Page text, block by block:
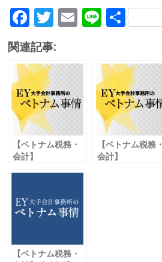
F
ac
e
b
o
o
k
T
itt
er
E
l
Li 共
関連記事:
【ベトナム税務・
会計】
【ベトナム税務・
会計】
【ベトナム税務・